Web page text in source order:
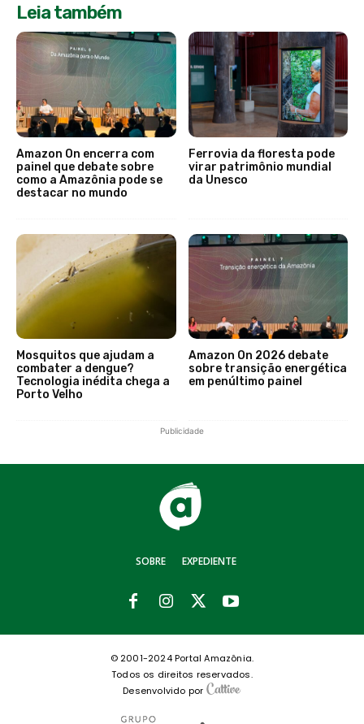
Leia também
Amazon On encerra com
painel que debate sobre
como a Amazônia pode se
destacar no mundo
Ferrovia da floresta pode
virar patrimônio mundial
da Unesco
Mosquitos que ajudam a
combater a dengue?
Tecnologia inédita chega a
Porto Velho
Amazon On 2026 debate
sobre transição energética
em penúltimo painel
Publicidade
SOBRE EXPEDIENTE
© 2001-2024 Portal Amazônia.
Todos os direitos reservados.
Desenvolvido por